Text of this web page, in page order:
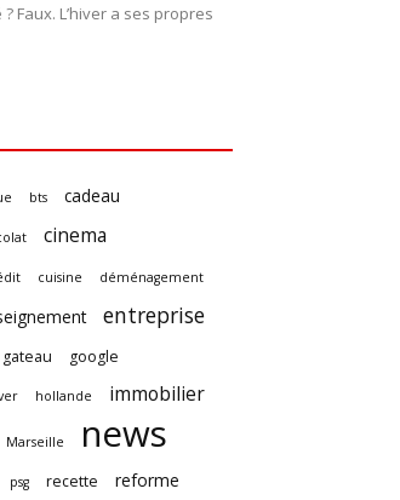
Faux. L’hiver a ses propres
bts cadeau
cinema
cuisine déménagement
entreprise
gateau google
hollande immobilier
Marseille news
psg recette reforme